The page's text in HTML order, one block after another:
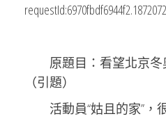
原題目：看望北京冬
（引題）
活動員“姑且的家”，